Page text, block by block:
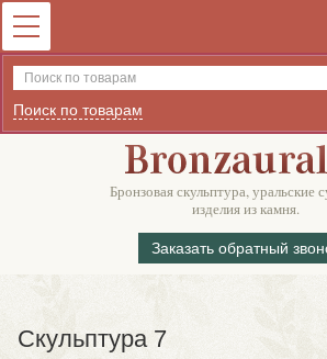
Поиск по товарам
Бронзовая скульптура, уральские
изделия из камня.
Заказать обратный
Скульптура 7